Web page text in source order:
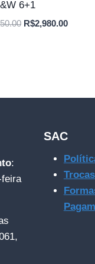
6+1
O
R$2,980.00O
:
feira
SAC